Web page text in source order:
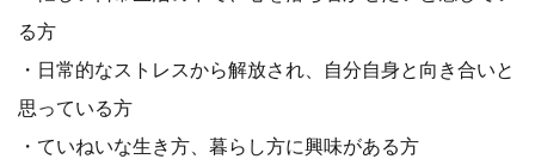
る方
・日常的なストレスから解放され、自分自身と向き合いと
思っている方
・ていねいな生き方、暮らし方に興味がある方